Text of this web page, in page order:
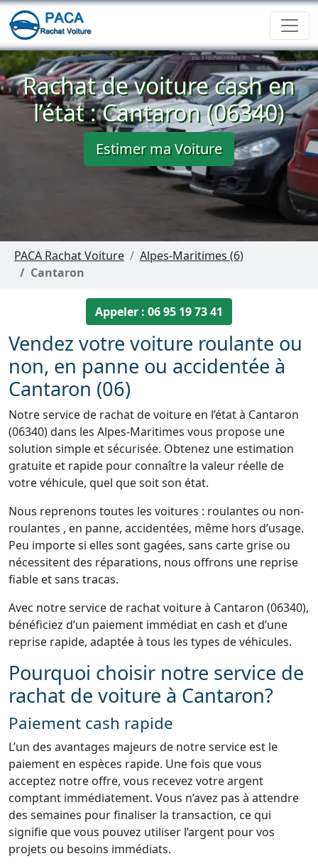
Rachat de voiture cash en
l’état : Cantaron (06340)
Estimer ma Voiture
PACA Rachat Voiture
Alpes-Maritimes (6)
Cantaron
Appeler : 06 95 19 73 41
Vendez votre voiture roulante ou
non, en panne ou accidentée à
Cantaron (06)
Notre service de rachat de voiture en l’état à Cantaron
(06340) dans les Alpes-Maritimes vous propose une
solution simple et sécurisée. Obtenez une estimation
gratuite et rapide pour connaître la valeur réelle de
votre véhicule, quel que soit son état.
Nous reprenons toutes les voitures : roulantes ou non-
roulantes , en panne, accidentées, même hors d’usage.
Peu importe si elles sont gagées, sans carte grise ou
nécessitent des réparations, nous offrons une reprise
fiable et sans tracas.
Avec notre service de rachat voiture à Cantaron (06340),
bénéficiez d’un paiement immédiat en cash et d’une
reprise rapide, adaptée à tous les types de véhicules.
Pourquoi choisir notre service de
rachat de voiture à Cantaron?
Paiement cash rapide
L’un des avantages majeurs de notre service est le
paiement en espèces rapide. Une fois que vous
acceptez notre offre, vous recevez votre argent
comptant immédiatement. Vous n’avez pas à attendre
des semaines pour finaliser la transaction, ce qui
signifie que vous pouvez utiliser l’argent pour vos
projets ou besoins immédiats.